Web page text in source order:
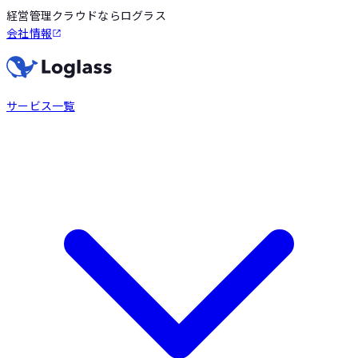
経営管理クラウドならログラス
会社情報
サービス一覧